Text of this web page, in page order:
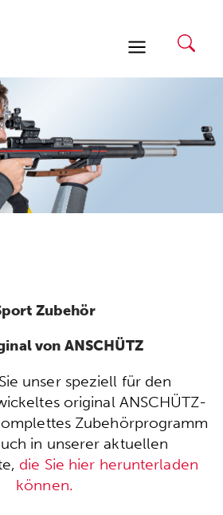
Zubehör
von ANSCHÜTZ
unser speziell für den
original ANSCHÜTZ-
Zubehörprogramm
in unserer aktuellen
die Sie hier herunterladen
können.